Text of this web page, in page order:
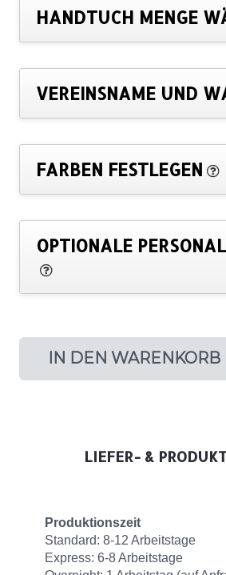
HANDTUCH MENGE
VEREINSNAME UND
FARBEN FESTLEGEN
OPTIONALE
IN DEN WARENKORB
LIEFER- &
Produktionszeit
Standard: 8-12 Arbeitstage
Express: 6-8 Arbeitstage